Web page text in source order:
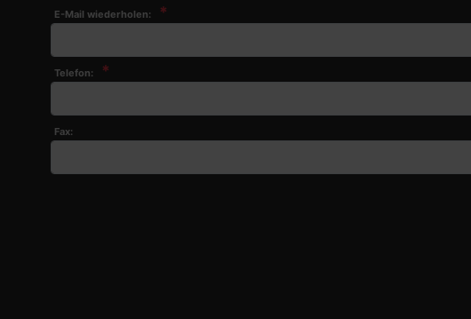
E-Mail wiederholen: *
Telefon: *
Fax: